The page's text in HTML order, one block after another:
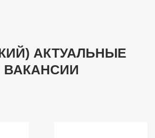
АКТУАЛЬНЫЕ
ВАКАНСИИ